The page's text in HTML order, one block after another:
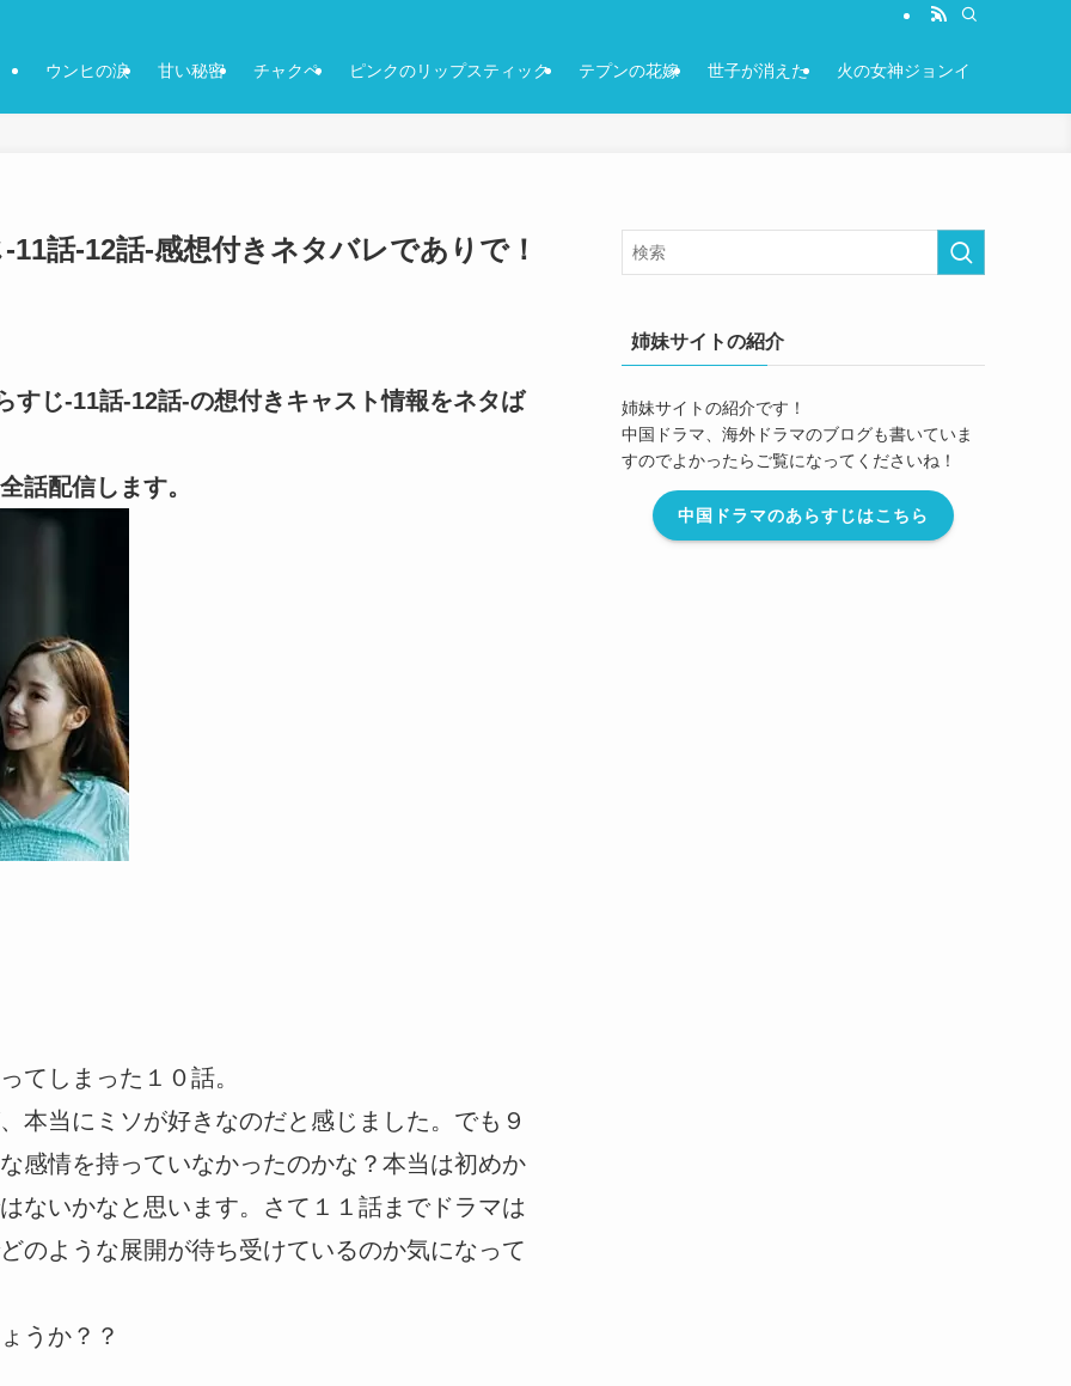
ウンヒの涙 甘い秘密 チャクペ ピンクのリップスティック テプンの花嫁 世子が消えた 火の女神ジョンイ
話-12話-感想付きネタバレでありで！
すじ-11話-12話-の想付きキャスト情報をネタば
話配信します。
てしまった１０話。
本当にミソが好きなのだと感じました。でも９
感情を持っていなかったのかな？本当は初めか
ないかなと思います。さて１１話までドラマは
のような展開が待ち受けているのか気になって
うか？？
姉妹サイトの紹介
姉妹サイトの紹介です！
中国ドラマ、海外ドラマのブログも書いていま
すのでよかったらご覧になってくださいね！
中国ドラマのあらすじはこちら